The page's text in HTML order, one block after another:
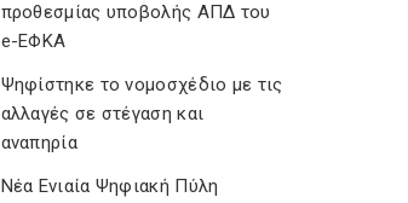
προθεσμίας υποβολής ΑΠΔ του
e-ΕΦΚΑ
Ψηφίστηκε το νομοσχέδιο με τις
αλλαγές σε στέγαση και
αναπηρία
Νέα Ενιαία Ψηφιακή Πύλη